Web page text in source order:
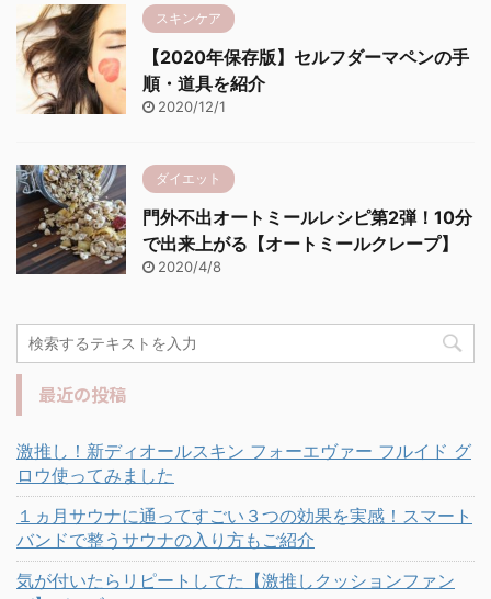
スキンケア
【2020年保存版】セルフダーマペンの手
順・道具を紹介
2020/12/1
ダイエット
門外不出オートミールレシピ第2弾！10分
で出来上がる【オートミールクレープ】
2020/4/8
最近の投稿
激推し！新ディオールスキン フォーエヴァー フルイド グ
ロウ使ってみました
１ヵ月サウナに通ってすごい３つの効果を実感！スマート
バンドで整うサウナの入り方もご紹介
気が付いたらリピートしてた【激推しクッションファン